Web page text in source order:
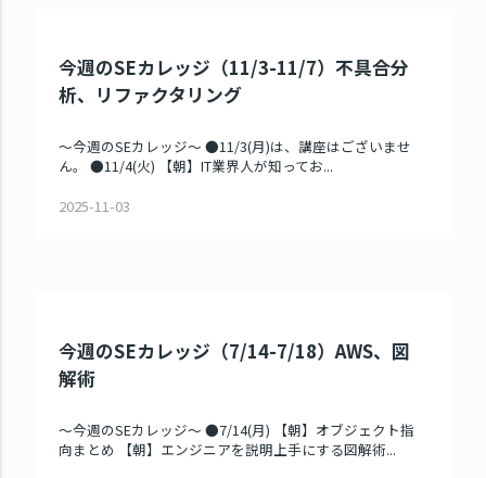
今週のSEカレッジ（11/3-11/7）不具合分
析、リファクタリング
～今週のSEカレッジ～ ●11/3(月)は、講座はございませ
ん。 ●11/4(火) 【朝】IT業界人が知ってお...
2025-11-03
今週のSEカレッジ（7/14-7/18）AWS、図
解術
～今週のSEカレッジ～ ●7/14(月) 【朝】オブジェクト指
向まとめ 【朝】エンジニアを説明上手にする図解術...